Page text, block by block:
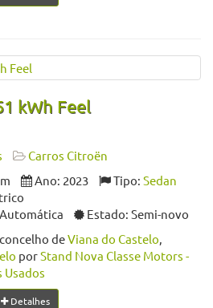
kWh Feel
Carros Citroën
Ano: 2023 Tipo: Sedan
Estado: Semi-novo
deViana do Castelo,
porStand Nova Classe Motors -
Detalhes